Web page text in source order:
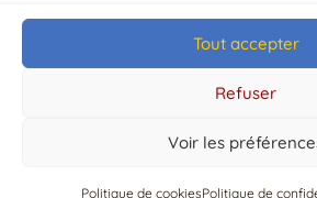
Tout accepter
Refuser
Voir les
Politique de cookiesPolitique de
© Mairie de Chaource [2004-2024] |
Developed byWEB3-